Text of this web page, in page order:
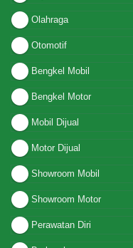
Olahraga
Otomotif
Bengkel Mobil
Bengkel Motor
Mobil Dijual
Motor Dijual
Showroom Mobil
Showroom Motor
Perawatan Diri